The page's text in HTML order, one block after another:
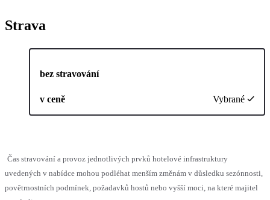
Strava
bez stravování
v ceně Vybrané
Čas stravování a provoz jednotlivých prvků hotelové infrastruktury
uvedených v nabídce mohou podléhat menším změnám v důsledku sezónnosti,
povětrnostních podmínek, požadavků hostů nebo vyšší moci, na které majitel